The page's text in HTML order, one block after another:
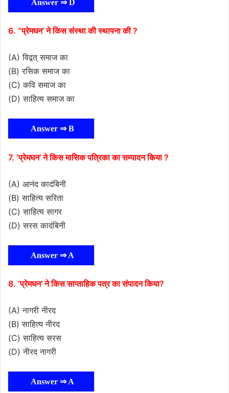
Answer ⇒ D
6. “प्रेमघन’ ने किस संस्था की स्थापना की ?
(A) विद्वत् समाज का
(B) रसिक समाज का
(C) कवि समाज का
(D) साहित्य समाज का
Answer ⇒ B
7. ‘प्रेमघन’ ने किस मासिक पत्रिका का सम्पादन किया ?
(A) आनंद कादंबिनी
(B) साहित्य सरिता
(C) साहित्य सागर
(D) सरस कादंबिनी
Answer ⇒ A
8. ‘प्रेमघन’ ने किस साप्ताहिक पत्र का संपादन किया?
(A) नागरी नीरद
(B) साहित्य नीरद
(C) साहित्य सरस
(D) नीरद नागरी
Answer ⇒ A